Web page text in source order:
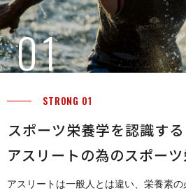
0 1
STRONG 01
スポーツ栄養学を認識する
アスリートの為のスポー
アスリートは一般人とは違い、栄養素